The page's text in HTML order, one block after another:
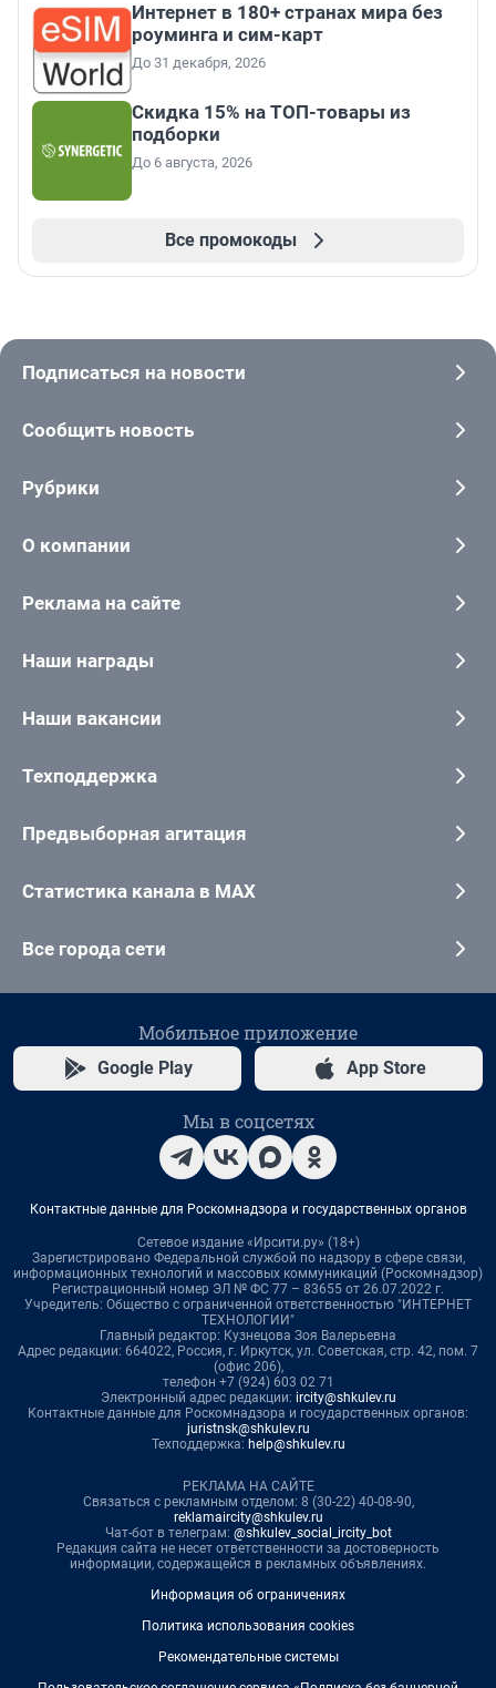
Интернет в 180+ странах мира без
роуминга и сим-карт
До 31 декабря, 2026
Скидка 15% на ТОП-товары из
подборки
До 6 августа, 2026
Все промокоды
Подписаться на новости
Сообщить новость
Рубрики
О компании
Реклама на сайте
Наши награды
Наши вакансии
Техподдержка
Предвыборная агитация
Статистика канала в MAX
Все города сети
Мобильное приложение
Google Play App Store
Мы в соцсетях
Контактные данные для Роскомнадзора и государственных органов
Сетевое издание «Ирсити.ру» (18+)
Зарегистрировано Федеральной службой по надзору в сфере связи,
информационных технологий и массовых коммуникаций (Роскомнадзор)
Регистрационный номер ЭЛ № ФС 77 – 83655 от 26.07.2022 г.
Учредитель: Общество с ограниченной ответственностью "ИНТЕРНЕТ
ТЕХНОЛОГИИ"
Главный редактор: Кузнецова Зоя Валерьевна
Адрес редакции: 664022, Россия, г. Иркутск, ул. Советская, стр. 42, пом. 7
(офис 206),
телефон +7 (924) 603 02 71
Электронный адрес редакции: ircity@shkulev.ru
Контактные данные для Роскомнадзора и государственных органов:
juristnsk@shkulev.ru
Техподдержка: help@shkulev.ru
РЕКЛАМА НА САЙТЕ
Связаться с рекламным отделом: 8 (30-22) 40-08-90,
reklamaircity@shkulev.ru
Чат-бот в телеграм: @shkulev_social_ircity_bot
Редакция сайта не несет ответственности за достоверность
информации, содержащейся в рекламных объявлениях.
Информация об ограничениях
Политика использования cookies
Рекомендательные системы